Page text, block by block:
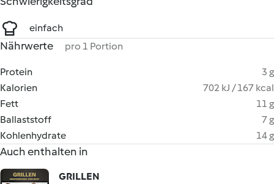
einfach
Nährwerte pro 1 Portion
Protein
3 g
Kalorien
702 kJ / 167 kcal
Fett
11 g
Ballaststoff
7 g
Kohlenhydrate
14 g
Auch enthalten in
GRILLEN